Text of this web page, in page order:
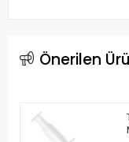
Önerilen